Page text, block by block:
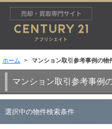
ホーム マンション取引参考事例の物
マンション取引参考事例
選択中の物件検索条件